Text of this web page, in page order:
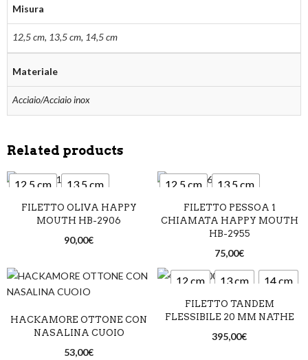
Misura
12,5 cm, 13,5 cm, 14,5 cm
Materiale
Acciaio/Acciaio inox
Related products
12,5 cm
13,5 cm
14,5 cm
FILETTO OLIVA HAPPY
MOUTH HB-2906
90,00€
12,5 cm
13,5 cm
14,5 cm
FILETTO PESSOA 1
CHIAMATA HAPPY MOUTH
HB-2955
75,00€
HACKAMORE OTTONE CON
NASALINA CUOIO
53,00€
12 cm 13 cm 14 cm
FILETTO TANDEM
FLESSIBILE 20 MM NATHE
395,00€